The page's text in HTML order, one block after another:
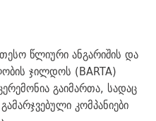
წლიური ანგარიშის და
ჯილდოს (BARTA)
გაიმართა, სადაც
კომპანიები